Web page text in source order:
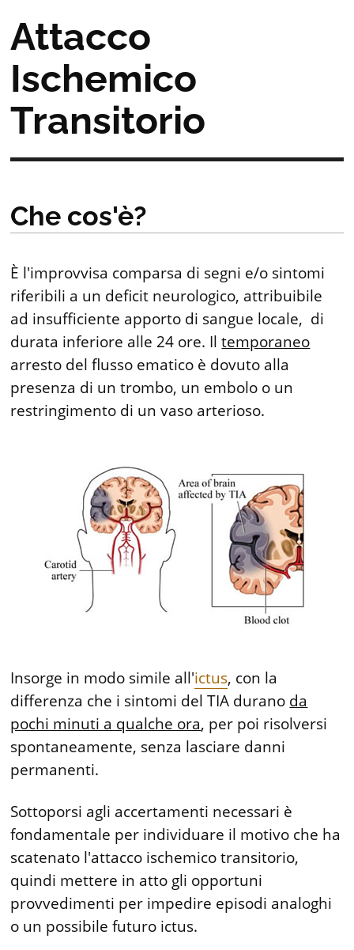
Attacco
Ischemico
Transitorio
Che cos'è?
È l'improvvisa comparsa di segni e/o sintomi
riferibili a un deficit neurologico, attribuibile
ad insufficiente apporto di sangue locale, di
durata inferiore alle 24 ore. Iltemporaneo
arresto del flusso ematico è dovuto alla
presenza di un trombo, un embolo o un
restringimento di un vaso arterioso.
Insorge in modo simile all'ictus, con la
differenza che i sintomi del TIA durano da
pochi minuti a qualche ora, per poi risolversi
spontaneamente, senza lasciare danni
permanenti.
Sottoporsi agli accertamenti necessari è
fondamentale per individuare il motivo che ha
scatenato l'attacco ischemico transitorio,
quindi mettere in atto gli opportuni
provvedimenti per impedire episodi analoghi
o un possibile futuro ictus.